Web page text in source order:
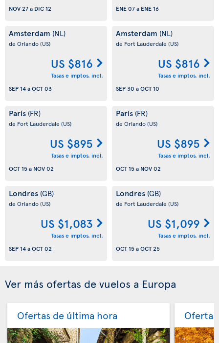
NOV 27a DIC 12
ENE 07a ENE 16
Amsterdam (NL)
de Orlando(US)
US $816
Tasas e imptos. incl.
SEP 14aOCT 03
Amsterdam (NL)
de Fort Lauderdale (US)
US $816
Tasas e imptos. incl.
SEP 30 aOCT 10
París (FR)
de Fort Lauderdale (US)
US $895
Tasas e imptos. incl.
OCT 15a NOV 02
París (FR)
de Orlando(US)
US $895
Tasas e imptos. incl.
OCT 15a NOV 02
Londres (GB)
de Orlando(US)
US $1,083
Tasas e imptos. incl.
SEP 14aOCT 02
Londres (GB)
de Fort Lauderdale (US)
US $1,099
Tasas e imptos. incl.
OCT 15aOCT 25
Ver más ofertas de vuelos a Europa
Ofertas de última hora